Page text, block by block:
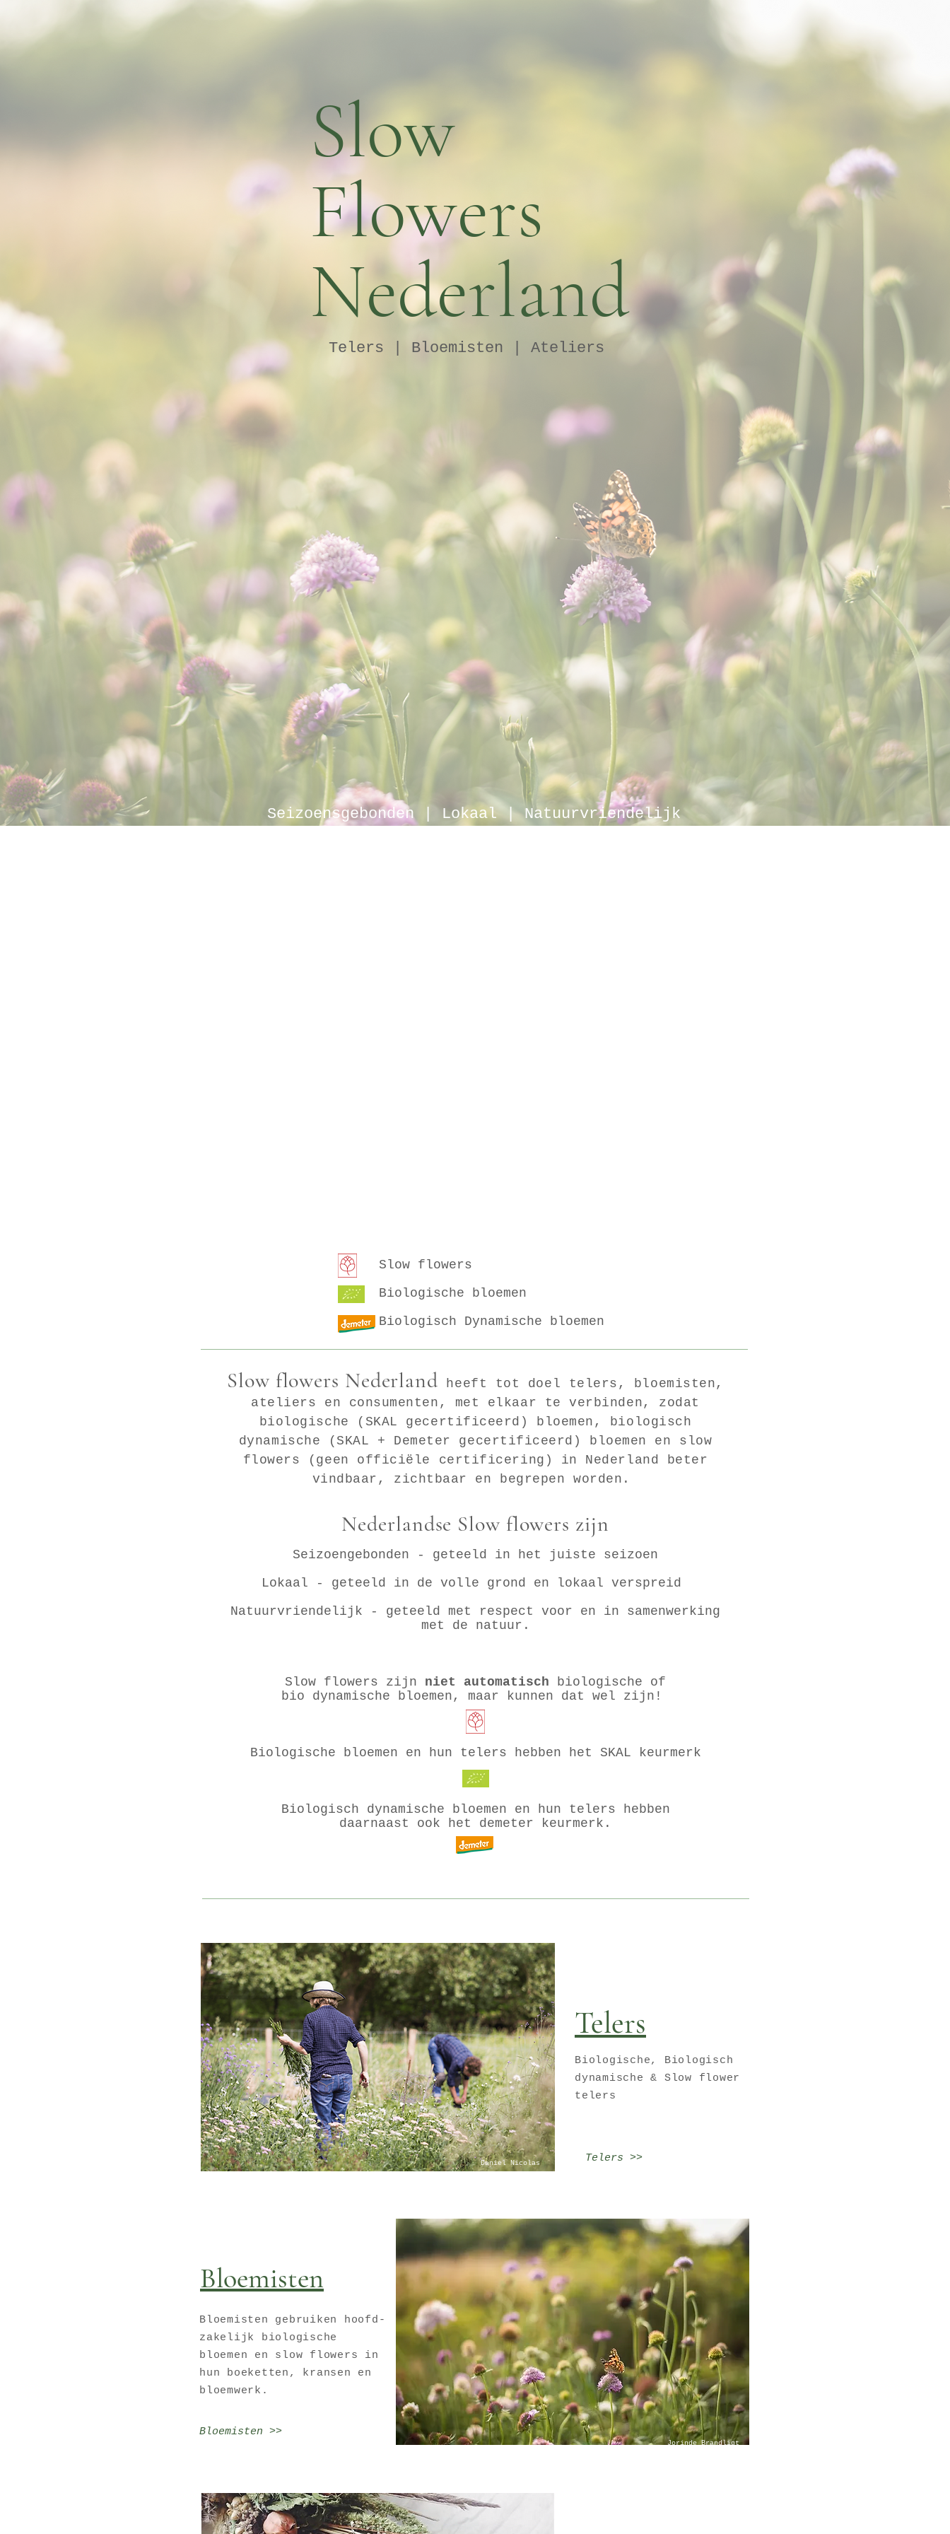
Slow
Flowers
Nederland
Telers | Bloemisten | Ateliers
Seizoensgebonden | Lokaal | Natuurvriendelijk
Slow flowers
Biologische bloemen
Biologisch Dynamische bloemen
Slow flowers Nederland heeft tot doel telers, bloemisten,
ateliers en consumenten, met elkaar te verbinden, zodat
biologische (SKAL gecertificeerd ) bloemen, biologisch
dynamische (SKAL + Demeter gecertificeerd ) bloemen en slow
flowers (geen officiële certificering) in Nederland beter
vindbaar, zichtbaar en begrepen worden.
Nederlandse Slow flowers zijn
Seizoengebonden - geteeld in het juiste seizoen
Lokaal - geteeld in de volle grond en lokaal verspreid
Natuurvriendelijk - geteeld met respect voor en in samenwerking
met de natuur.
Slow flowers zijn niet automatisch biologische of
bio dynamische bloemen, maar kunnen dat wel zijn!
Biologische bloemen en hun telers hebben het SKAL keurmerk
Biologisch dynamische bloemen en hun telers hebben
daarnaast ook het demeter keurmerk.
Telers
Biologische, Biologisch
dynamische & Slow flower
telers
Telers >>
Daniel Nicolas
Bloemisten
Bloemisten >>
Bloemisten gebruiken hoofd-
zakelijk biologische
bloemen en slow flowers in
hun boeketten, kransen en
bloemwerk.
Jorinde Brandligt